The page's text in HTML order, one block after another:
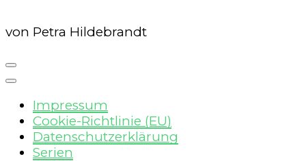
von Petra Hildebrandt
Impressum
Cookie-Richtlinie (EU)
Datenschutzerklärung
Serien